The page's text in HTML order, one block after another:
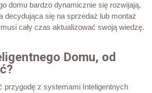
domu bardzo dynamicznie się rozwijają,
decydująca się na sprzedaż lub montaż
cały czas aktualizować swoją wiedzę.
Domu, od
przygodę z systemami Inteligentnych